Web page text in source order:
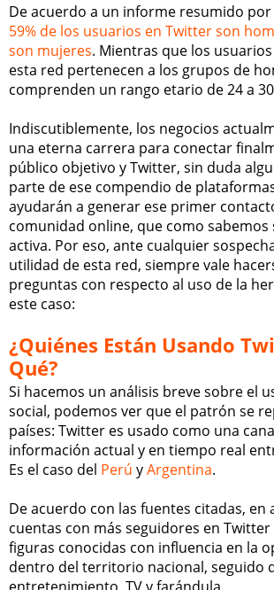
De acuerdo a un informe resumido por
59% de los usuarios en Twitter son
son mujeres. Mientras que los
esta red pertenecen a los grupos de
comprenden un rango etario de 24 a
Indiscutiblemente, los negocios
una eterna carrera para conectar
público objetivo y Twitter, sin duda
parte de ese compendio de
ayudarán a generar ese primer
comunidad online, que como sabemos
activa. Por eso, ante cualquier
utilidad de esta red, siempre vale
preguntas con respecto al uso de la
este caso:
¿Quiénes Están Usando
Qué?
Si hacemos un análisis breve sobre el
social, podemos ver que el patrón se
países: Twitter es usado como una
información actual y en tiempo real
Es el caso del Perú yArgentina.
De acuerdo con las fuentes citadas, en
cuentas con más seguidores en
figuras conocidas con influencia en la
dentro del territorio nacional, seguido